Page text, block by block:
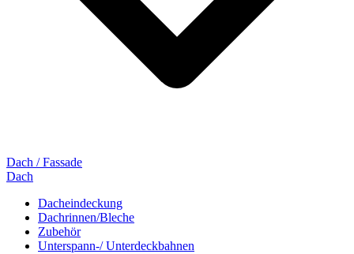
Dach / Fassade
Dach
Dacheindeckung
Dachrinnen/Bleche
Zubehör
Unterspann-/ Unterdeckbahnen